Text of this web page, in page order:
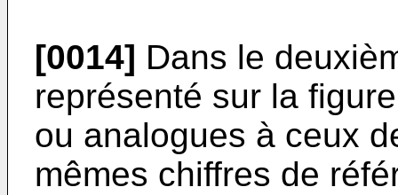
[0014] Dans le
représenté sur la
ou analogues à ceux
mêmes chiffres de